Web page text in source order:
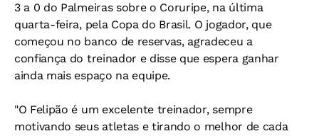
3 a 0 do Palmeiras sobre o Coruripe, na última
quarta-feira, pela Copa do Brasil. O jogador, que
começou no banco de reservas, agradeceu a
confiança do treinador e disse que espera ganhar
ainda mais espaço na equipe.
"O Felipão é um excelente treinador, sempre
motivando seus atletas e tirando o melhor de cada